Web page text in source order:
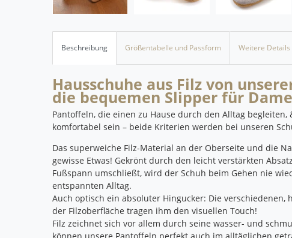
Beschreibung Größentabelle und Passform Weitere Details
Hausschuhe aus Filz von
die bequemen Slipper für
Pantoffeln, die einen zu Hause durch den Alltag
komfortabel sein – beide Kriterien werden bei unseren
Das superweiche Filz-Material an der Oberseite und die
gewisse Etwas! Gekrönt durch den leicht verstärkten
Fußspann umschließt, wird der Schuh beim Gehen nie
entspannten Alltag.
Auch optisch ein absoluter Hingucker: Die verschiedenen,
der Filzoberfläche tragen ihm den visuellen Touch!
Filz zeichnet sich vor allem durch seine wasser- und